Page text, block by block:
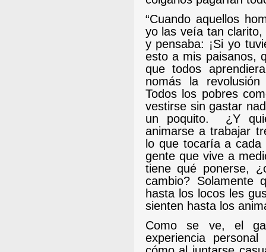
“Cuando aquellos
yo las veía tan
y pensaba: ¡Si yo
esto a mis paisanos,
que todos
nomás la
Todos los pobres
vestirse sin gastar
un poquito.
¿Y
animarse a trabajar
lo que tocaría a cada
gente que vive a
tiene qué ponerse,
cambio? Solamente
hasta los locos les
sienten hasta los
Como se ve, el
experiencia